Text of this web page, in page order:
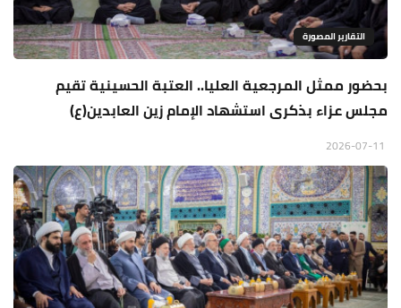
التقارير المصورة
بحضور ممثل المرجعية العليا.. العتبة الحسينية تقيم
مجلس عزاء بذكرى استشهاد الإمام زين العابدين(ع)